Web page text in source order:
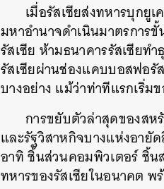
เมื่อรัสเซียส่งทหารบุกยู
มหาอำนาจดำเนินมาตรการ
รัสเซีย ห้ามธนาคารรัสเซียท
รัสเซียผ่านช่องแคบบอสฟอรั
บางอย่าง แม้ว่าท่าทีแรกเริ่ม
การขยับตัวล่าสุดของสห
และรัฐวิสาหกิจบางแห่งอายั
อาทิ ชิ้นส่วนคอมพิวเตอร์ ชิ้น
ทหารของรัสเซียในอนาคต พ
ค้นหา